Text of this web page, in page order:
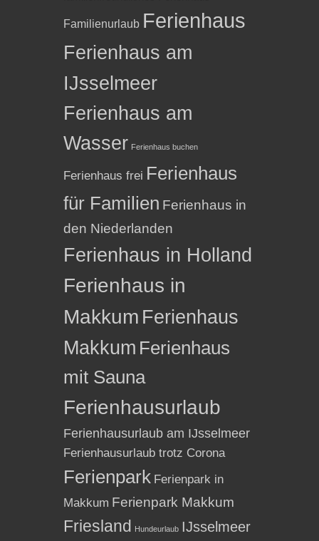
Familienurlaub Ferienhaus
Ferienhaus am
IJsselmeer
Ferienhaus am
Wasser Ferienhaus buchen
Ferienhaus frei Ferienhaus
für Familien Ferienhaus in
den Niederlanden
Ferienhaus in Holland
Ferienhaus in
Makkum Ferienhaus
Makkum Ferienhaus
mit Sauna
Ferienhausurlaub
Ferienhausurlaub am IJsselmeer
Ferienhausurlaub trotz Corona
Ferienpark Ferienpark in
Makkum Ferienpark Makkum
Friesland Hundeurlaub IJsselmeer